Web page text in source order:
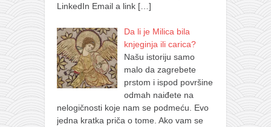
LinkedIn Email a link […]
Da li je Milica bila
knjeginja ili carica?
Našu istoriju samo
malo da zagrebete
prstom i ispod površine
odmah naiđete na
nelogičnosti koje nam se podmeću. Evo
jedna kratka priča o tome. Ako vam se